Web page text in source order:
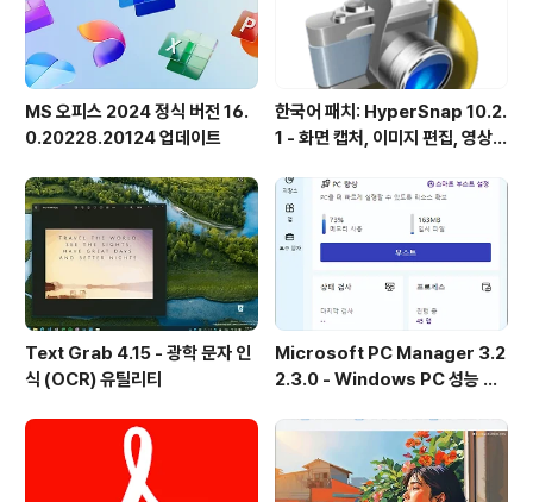
MS 오피스 2024 정식 버전 16.
0.20228.20124 업데이트
한국어 패치: HyperSnap 10.2.
1 - 화면 캡처, 이미지 편집, 영상
Text Grab 4.15 - 광학 문자 인
식 (OCR) 유틸리티
Microsoft PC Manager 3.2
2.3.0 - Windows PC 성능 향